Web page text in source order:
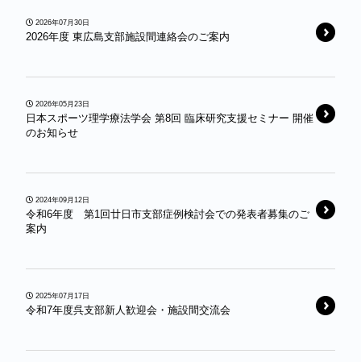
2026年07月30日
2026年度 東広島支部施設間連絡会のご案内
2026年05月23日
日本スポーツ理学療法学会 第8回 臨床研究支援セミナー 開催
のお知らせ
2024年09月12日
令和6年度 第1回廿日市支部症例検討会での発表者募集のご
案内
2025年07月17日
令和7年度呉支部新人歓迎会・施設間交流会